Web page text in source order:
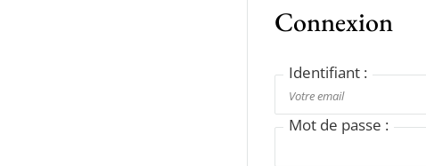
Connexion
Identifiant :
Mot de passe :